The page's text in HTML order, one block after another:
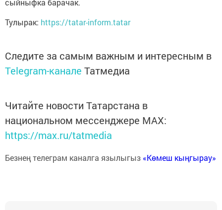
сыйныфка барачак.
Тулырак: https://tatar-inform.tatar
Следите за самым важным и интересным в
Telegram-канале Татмедиа
Читайте новости Татарстана в
национальном мессенджере MАХ:
https://max.ru/tatmedia
Безнең телеграм каналга язылыгыз «Көмеш кыңгырау»